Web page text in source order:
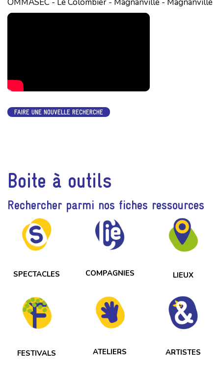
FAIRE UNE NOUVELLE RECHERCHE
Boite à outils
Rechercher parmi nos fiches ressources
SPECTACLES COMPAGNIES LIEUX
FESTIVALS ATELIERS ARTISTES